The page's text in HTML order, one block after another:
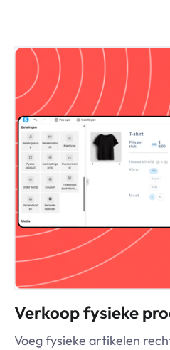
Verkoop fysieke
Voeg fysieke artikelen